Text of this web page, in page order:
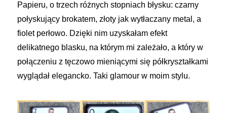
Papieru, o trzech różnych stopniach błysku: czarny
połyskujący brokatem, złoty jak wytłaczany metal, a
fiolet perłowo. Dzięki nim uzyskałam efekt
delikatnego blasku, na którym mi zależało, a który w
połączeniu z tęczowo mieniącymi się półkryształkami
wyglądał elegancko. Taki glamour w moim stylu.